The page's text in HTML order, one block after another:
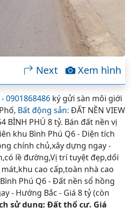
Xem hình
Next
0901868486 ký gửi sàn môi giới
Bất động sản: ĐẤT NỀN VIEW
BÌNH PHÚ 8 tỷ. Bán đất nền vị
khu Bình Phú Q6 - Diện tích
chính chủ,xây dựng ngay -
lề đường,Vị trí tuyệt đẹp,dối
cao cấp,toàn nhà cao
Phú Q6 - Đất nền sổ hồng
- Hướng Bắc - Giá 8 tỷ (còn
sử dụng: Đất thổ cư. Giá